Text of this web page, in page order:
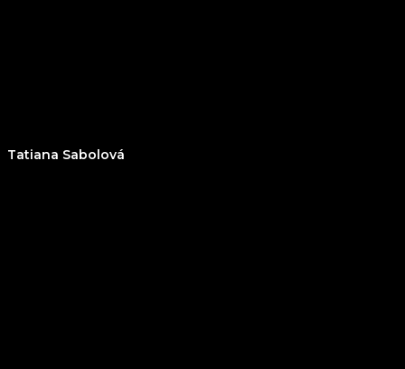
Tatiana Sabolová